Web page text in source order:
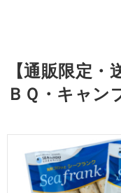
【通販限定・
ＢＱ・キャン